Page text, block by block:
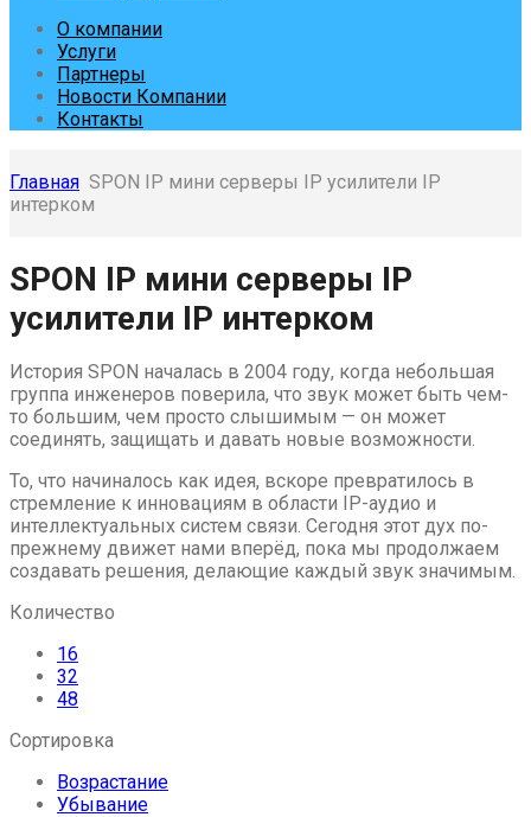
О компании
Услуги
Партнеры
Новости Компании
Контакты
Главная SPON IP мини серверы IP усилители IP
интерком
Skip
to
content
SPON IP мини серверы IP
усилители IP интерком
История SPON началась в 2004 году, когда небольшая
группа инженеров поверила, что звук может быть чем-
то большим, чем просто слышимым — он может
соединять, защищать и давать новые возможности.
То, что начиналось как идея, вскоре превратилось в
стремление к инновациям в области IP-аудио и
интеллектуальных систем связи. Сегодня этот дух по-
прежнему движет нами вперёд, пока мы продолжаем
создавать решения, делающие каждый звук значимым.
Количество
16
32
48
Сортировка
Возрастание
Убывание